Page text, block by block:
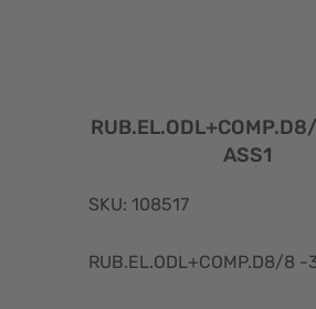
ASS1
SKU: 108517
RUB.EL.ODL+COMP.D8/8